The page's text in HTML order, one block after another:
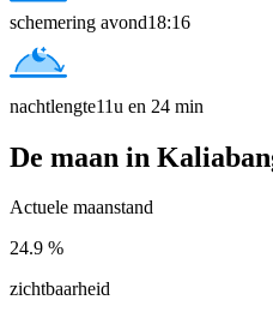
schemering avond18:16
nachtlengte11u en 24 min
De maan in
Actuele maanstand
24.9 %
zichtbaarheid